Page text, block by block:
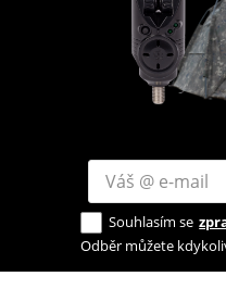
Souhlasím se
Odběr můžete